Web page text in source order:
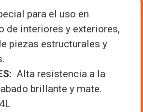
para el uso en
de interiores y exteriores,
piezas estructurales y
Alta resistencia a la
brillante y mate.